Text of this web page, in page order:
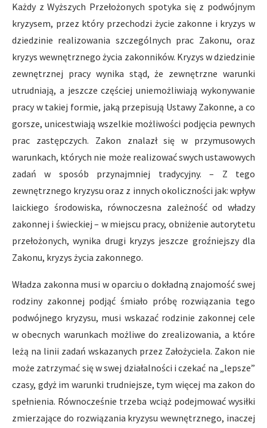
Każdy z Wyższych Przełożonych spotyka się z podwójnym
kryzysem, przez który przechodzi życie zakonne i kryzys w
dziedzinie realizowania szczególnych prac Zakonu, oraz
kryzys wewnętrznego życia zakonników. Kryzys w dziedzinie
zewnętrznej pracy wynika stąd, że zewnętrzne warunki
utrudniają, a jeszcze częściej uniemożliwiają wykonywanie
pracy w takiej formie, jaką przepisują Ustawy Zakonne, a co
gorsze, unicestwiają wszelkie możliwości podjęcia pewnych
prac zastępczych. Zakon znalazł się w przymusowych
warunkach, których nie może realizować swych ustawowych
zadań w sposób przynajmniej tradycyjny. – Z tego
zewnętrznego kryzysu oraz z innych okoliczności jak: wpływ
laickiego środowiska, równoczesna zależność od władzy
zakonnej i świeckiej – w miejscu pracy, obniżenie autorytetu
przełożonych, wynika drugi kryzys jeszcze groźniejszy dla
Zakonu, kryzys życia zakonnego.
Władza zakonna musi w oparciu o dokładną znajomość swej
rodziny zakonnej podjąć śmiało próbę rozwiązania tego
podwójnego kryzysu, musi wskazać rodzinie zakonnej cele
w obecnych warunkach możliwe do zrealizowania, a które
leżą na linii zadań wskazanych przez Założyciela. Zakon nie
może zatrzymać się w swej działalności i czekać na „lepsze”
czasy, gdyż im warunki trudniejsze, tym więcej ma zakon do
spełnienia. Równocześnie trzeba wciąż podejmować wysiłki
zmierzające do rozwiązania kryzysu wewnętrznego, inaczej